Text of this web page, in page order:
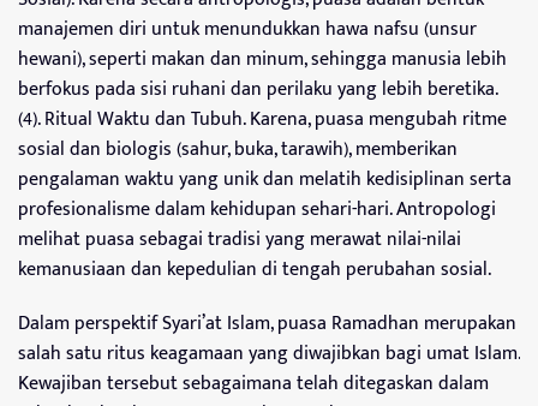
manajemen diri untuk menundukkan hawa nafsu (unsur
hewani), seperti makan dan minum, sehingga manusia lebih
berfokus pada sisi ruhani dan perilaku yang lebih beretika.
(4). Ritual Waktu dan Tubuh. Karena, puasa mengubah ritme
sosial dan biologis (sahur, buka, tarawih), memberikan
pengalaman waktu yang unik dan melatih kedisiplinan serta
profesionalisme dalam kehidupan sehari-hari. Antropologi
melihat puasa sebagai tradisi yang merawat nilai-nilai
kemanusiaan dan kepedulian di tengah perubahan sosial.
Dalam perspektif Syari’at Islam, puasa Ramadhan merupakan
salah satu ritus keagamaan yang diwajibkan bagi umat Islam.
Kewajiban tersebut sebagaimana telah ditegaskan dalam